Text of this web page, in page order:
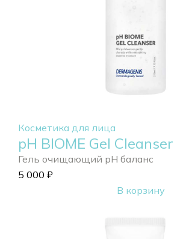
Косметика для лица
pH BIOME Gel Cleanser
Гель очищающий pH баланс
5 000 ₽
В корзину